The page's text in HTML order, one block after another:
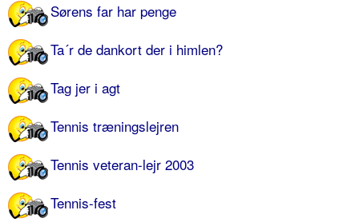
Sørens far har penge
Ta´r de dankort der i himlen?
Tag jer i agt
Tennis træningslejren
Tennis veteran-lejr 2003
Tennis-fest